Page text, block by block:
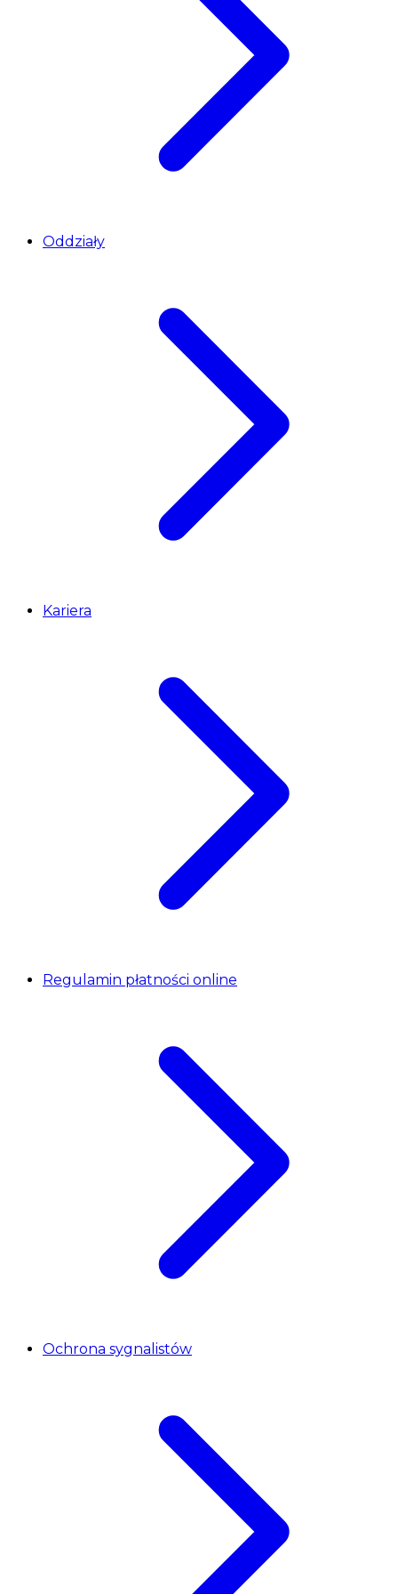
Oddziały
Kariera
Regulamin płatności online
Ochrona sygnalistów